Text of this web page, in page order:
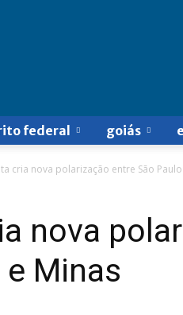
federal goiás
cria nova polarização entre São
nova
Minas